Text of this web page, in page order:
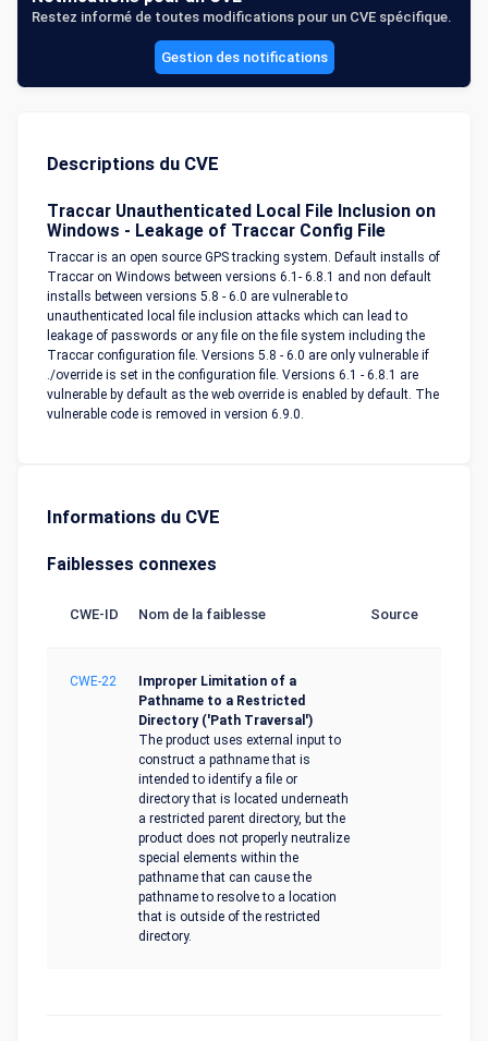
Restez informé de toutes modifications pour un CVE spécifique.
Gestion des notifications
Descriptions du CVE
Traccar Unauthenticated Local File Inclusion on
Windows - Leakage of Traccar Config File
Traccar is an open source GPS tracking system. Default installs of
Traccar on Windows between versions 6.1- 6.8.1 and non default
installs between versions 5.8 - 6.0 are vulnerable to
unauthenticated local file inclusion attacks which can lead to
leakage of passwords or any file on the file system including the
Traccar configuration file. Versions 5.8 - 6.0 are only vulnerable if
./override is set in the configuration file. Versions 6.1 - 6.8.1 are
vulnerable by default as the web override is enabled by default. The
vulnerable code is removed in version 6.9.0.
Informations du CVE
Faiblesses connexes
CWE-ID Nom de la faiblesse Source
CWE-22
Improper Limitation of a
Pathname to a Restricted
Directory ('Path Traversal')
The product uses external input to
construct a pathname that is
intended to identify a file or
directory that is located underneath
a restricted parent directory, but the
product does not properly neutralize
special elements within the
pathname that can cause the
pathname to resolve to a location
that is outside of the restricted
directory.